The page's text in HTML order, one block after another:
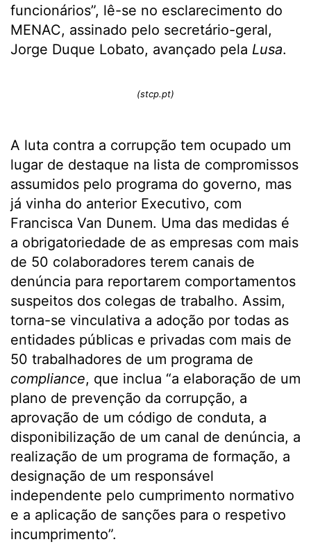
funcionários”, lê-se no esclarecimento do
MENAC, assinado pelo secretário-geral,
Jorge Duque Lobato, avançado pela Lusa.
(stcp.pt)
A luta contra a corrupção tem ocupado um
lugar de destaque na lista de compromissos
assumidos pelo programa do governo, mas
já vinha do anterior Executivo, com
Francisca Van Dunem. Uma das medidas é
a obrigatoriedade de as empresas com mais
de 50 colaboradores terem canais de
denúncia para reportarem comportamentos
suspeitos dos colegas de trabalho. Assim,
torna-se vinculativa a adoção por todas as
entidades públicas e privadas com mais de
50 trabalhadores de um programa de
compliance, que inclua “a elaboração de um
plano de prevenção da corrupção, a
aprovação de um código de conduta, a
disponibilização de um canal de denúncia, a
realização de um programa de formação, a
designação de um responsável
independente pelo cumprimento normativo
e a aplicação de sanções para o respetivo
incumprimento”.